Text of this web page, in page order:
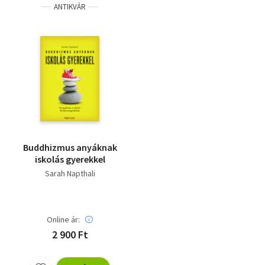
ANTIKVÁR
Buddhizmus anyáknak
iskolás gyerekkel
Sarah Napthali
Online ár:
2 900 Ft